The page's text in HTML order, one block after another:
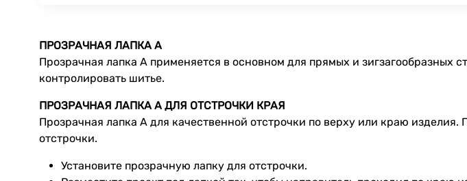
ПРОЗРАЧНАЯ ЛАПКА А
Прозрачная лапка А применяется в основном для прямых и зигзагообразных
контролировать шитье.
ПРОЗРАЧНАЯ ЛАПКА А ДЛЯ ОТСТРОЧКИ КРАЯ
Прозрачная лапка А для качественной отстрочки по верху или краю
отстрочки.
Установите прозрачную лапку для отстрочки.